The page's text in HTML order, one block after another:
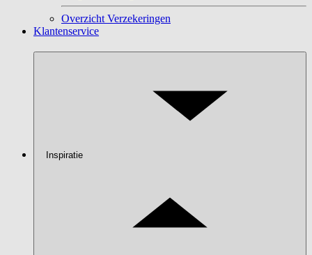
Overzicht Verzekeringen
Klantenservice
Inspiratie